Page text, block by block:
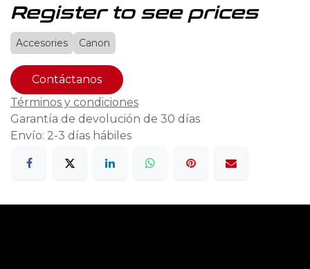
Register to see prices
Accesories Canon
Contáctanos
Términos y condiciones
Garantía de devolución de 30 días
Envío: 2-3 días hábiles